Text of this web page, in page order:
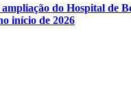
do Hospital de
início de 2026